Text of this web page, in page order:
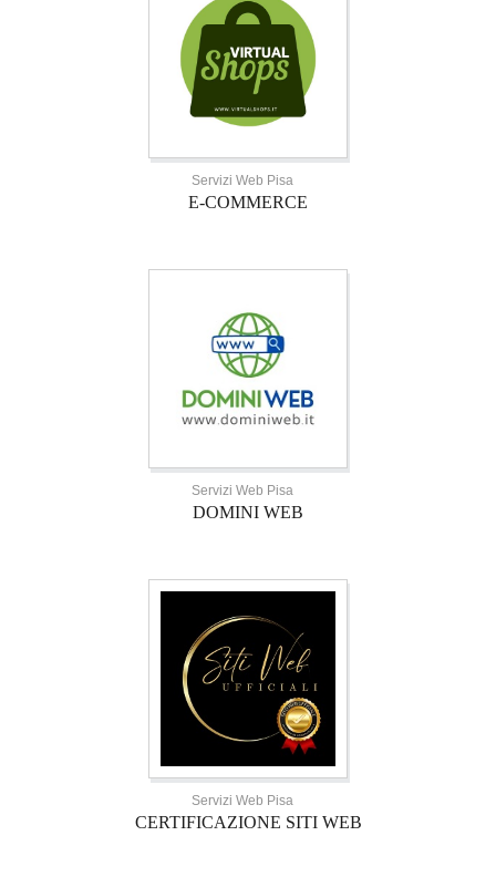
Servizi Web Pisa
E-COMMERCE
Servizi Web Pisa
DOMINI WEB
Servizi Web Pisa
CERTIFICAZIONE SITI WEB